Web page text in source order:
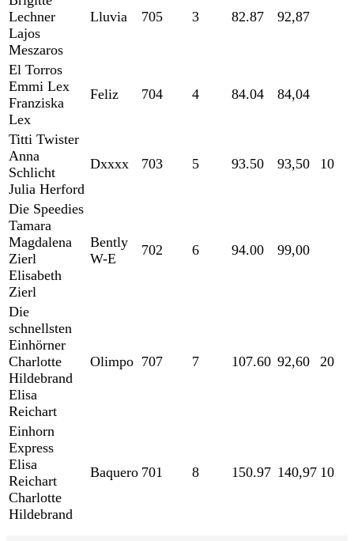
Lechner
Lajos
Meszaros
Lluvia 705 3 82.87 92,87
El Torros
Emmi Lex
Franziska
Lex
Feliz 704 4 84.04 84,04
Titti Twister
Anna
Schlicht
Julia Herford
Dxxxx 703 5 93.50 93,50 10
Die Speedies
Tamara
Magdalena
Zierl
Elisabeth
Zierl
Bently
W-E
702 6 94.00 99,00
Die
schnellsten
Einhörner
Charlotte
Hildebrand
Elisa
Reichart
Olimpo 707 7 107.60 92,60 20
Einhorn
Express
Elisa
Reichart
Charlotte
Hildebrand
Baquero 701 8 150.97 140,97 10